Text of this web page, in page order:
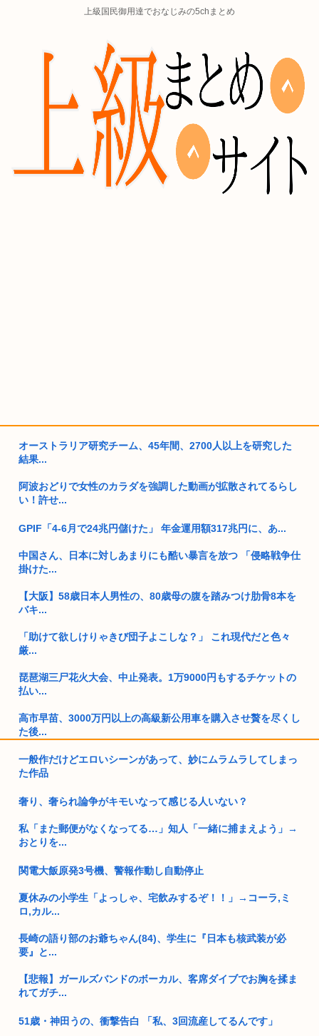
上級国民御用達でおなじみの5chまとめ
オーストラリア研究チーム、45年間、2700人以上を研究した
結果...
阿波おどりで女性のカラダを強調した動画が拡散されてるらし
い！許せ...
GPIF「4-6月で24兆円儲けた」 年金運用額317兆円に、あ...
中国さん、日本に対しあまりにも酷い暴言を放つ 「侵略戦争仕
掛けた...
【大阪】58歳日本人男性の、80歳母の腹を踏みつけ肋骨8本を
バキ...
「助けて欲しけりゃきび団子よこしな？」 これ現代だと色々
厳...
琵琶湖三尸花火大会、中止発表。1万9000円もするチケットの
払い...
高市早苗、3000万円以上の高級新公用車を購入させ贅を尽くし
た後...
25歳すぎて童貞の人って
ん...
は韓国に...
独身30代のお盆休み、ガチでやることが無いwww
ティーラ...
海上自...
せよ」→...
一般作だけどエロいシーンがあって、妙にムラムラしてしまっ
た作品
奢り、奢られ論争がキモいなって感じる人いない？
私「また郵便がなくなってる…」知人「一緒に捕まえよう」→
おとりを...
関電大飯原発3号機、警報作動し自動停止
夏休みの小学生「よっしゃ、宅飲みするぞ！！」→コーラ,ミ
ロ,カル...
長崎の語り部のお爺ちゃん(84)、学生に『日本も核武装が必
要』と...
【悲報】ガールズバンドのボーカル、客席ダイブでお胸を揉ま
れてガチ...
51歳・神田うの、衝撃告白 「私、3回流産してるんです」